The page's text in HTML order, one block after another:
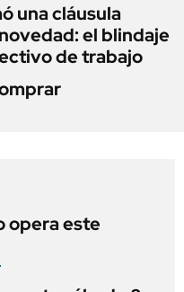
una cláusula
el blindaje
de trabajo
opera este